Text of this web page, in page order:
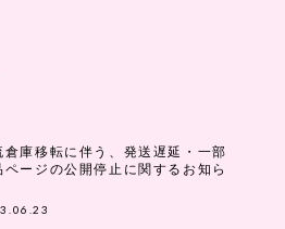
倉庫移転に伴う、発送遅延・一部
ページの公開停止に関するお知ら